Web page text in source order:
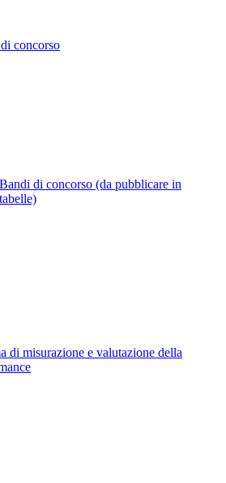
concorso
Bandi di concorso (da pubblicare in
tabelle)
di misurazione e valutazione della